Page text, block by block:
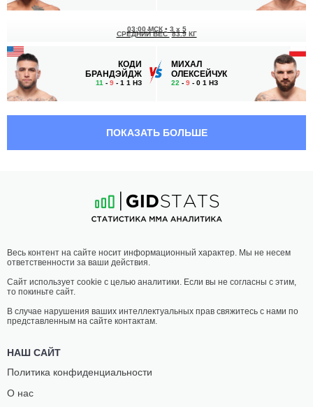
КОДИ
БРАНДЭЙДЖ
11 - 9 - 1 1 НЗ
03:00 МСК • 3 x 5
СРЕДНИЙ ВЕС 83.9 КГ
МИХАЛ
ОЛЕКСЕЙЧУК
22 - 9 - 0 1 НЗ
МЭТТЬЮС
23-8- 0
02:05 МСК•
ПОЛУСРЕДНИЙ ВЕС 77.1 КГ
СЕМЕЛСБЕРГЕР
ПОКАЗАТЬ БОЛЬШЕ
Весь контент на сайте носит информационный характер. Мы не несем
ответственности за ваши действия.
Сайт использует cookie с целью аналитики. Если вы не согласны с этим,
то покиньте сайт.
В случае нарушения ваших интеллектуальных прав свяжитесь с нами по
представленным на сайте контактам.
НАШ САЙТ
Политика конфиденциальности
О нас